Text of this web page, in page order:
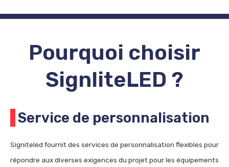
Pourquoi choisir
SignliteLED ?
Service de personnalisation
Signiteled fournit des services de personnalisation flexibles pour
répondre aux diverses exigences du projet pour les équipements